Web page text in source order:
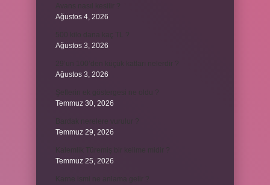
Ağustos 4, 2026
Ağustos 3, 2026
Ağustos 3, 2026
Temmuz 30, 2026
Temmuz 29, 2026
Temmuz 25, 2026